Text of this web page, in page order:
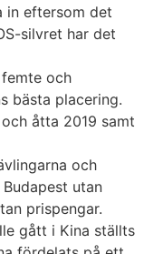
in eftersom det
silvret har det
och
bästa placering.
åtta 2019 samt
och
utan
prispengar.
gått i Kina ställts